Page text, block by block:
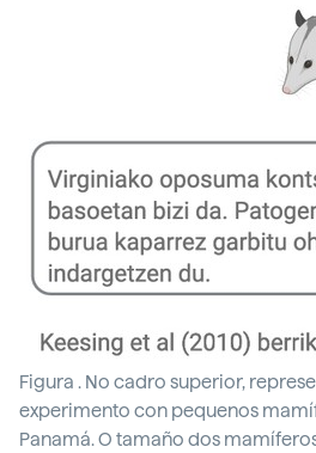
Figura . No cadro superior,
experimento con pequenos
Panamá. O tamaño dos